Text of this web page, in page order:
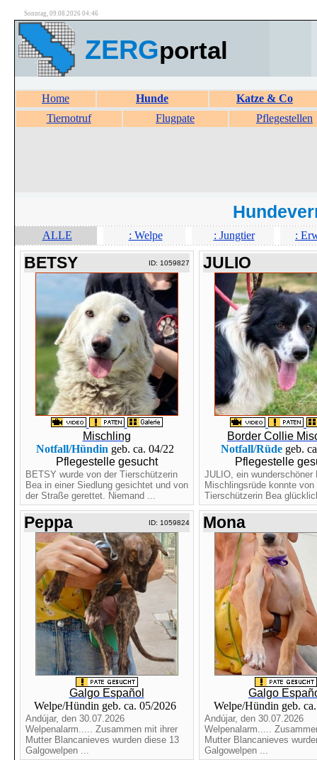
Sonntag, 09.08.2026 04:46
ZERGportal
Home Hunde
Katze & Co
Tiernotruf
Flugpate Pflegestellen
ALLE : Welpe : Jungtier :
BETSY ID: 1059827
Mischling
Notfall/Hündin geb. ca. 04/22
Pflegestelle gesucht
BETSY wurde von der Tierschützerin
Bea in einer Siedlung gesichtet und von
der Straße gerettet. Niemand ...
JULIO
Border Collie
Notfall/Rüde geb.
Pflegestelle
JULIO, ein wunderschöner
Mischlingsrüde konnte von
Tierschützerin Bea
Peppa ID: 1059824
Galgo Español
Welpe/Hündin geb. ca. 05/2026
Andújar, den 30.07.2026
Welpenalarm..... Zusammen mit ihrer
Mutter Blancanieves wurden diese 13
Galgowelpen ...
Mona
Galgo
Welpe/Hündin geb.
Andújar, den 30.07.2026
Welpenalarm.....
Mutter Blancanieves
Galgowelpen ...